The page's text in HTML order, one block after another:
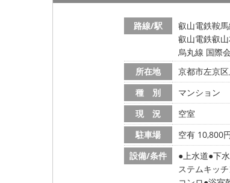
路線/駅
叡山電鉄鞍
叡山電鉄叡
烏丸線 国際
所在地
京都市左京
種 別
マンション
現 況
空室
駐車場
空有 10,800
設備/条件
上水道 下
ステムキッ